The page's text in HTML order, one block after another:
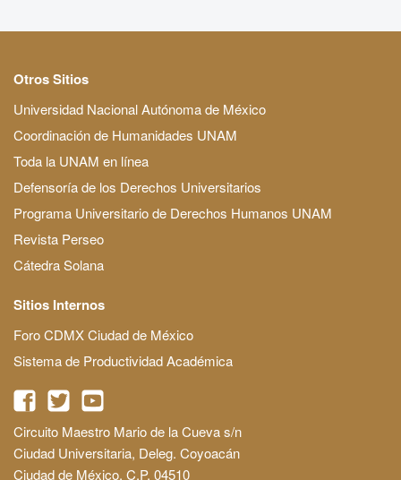
Otros Sitios
Universidad Nacional Autónoma de México
Coordinación de Humanidades UNAM
Toda la UNAM en línea
Defensoría de los Derechos Universitarios
Programa Universitario de Derechos Humanos UNAM
Revista Perseo
Cátedra Solana
Sitios Internos
Foro CDMX Ciudad de México
Sistema de Productividad Académica
Circuito Maestro Mario de la Cueva s/n
Ciudad Universitaria, Deleg. Coyoacán
Ciudad de México, C.P. 04510